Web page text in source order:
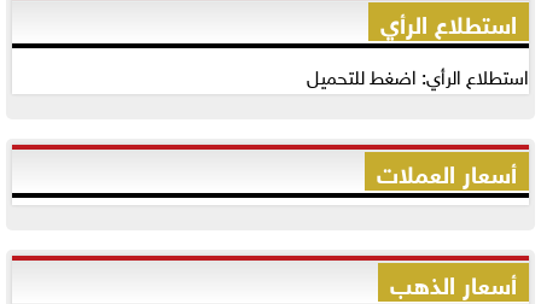
استطلاع الرأي
استطلاع الرأي: اضغط للتحميل
أسعار العملات
أسعار الذهب